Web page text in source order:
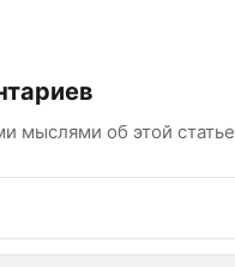
мыслями об этой статье